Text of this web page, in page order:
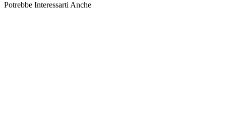
Potrebbe Interessarti Anche